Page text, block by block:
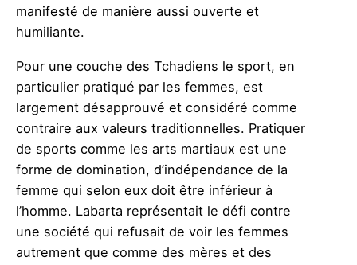
manifesté de manière aussi ouverte et
humiliante.
Pour une couche des Tchadiens le sport, en
particulier pratiqué par les femmes, est
largement désapprouvé et considéré comme
contraire aux valeurs traditionnelles. Pratiquer
de sports comme les arts martiaux est une
forme de domination, d’indépendance de la
femme qui selon eux doit être inférieur à
l’homme. Labarta représentait le défi contre
une société qui refusait de voir les femmes
autrement que comme des mères et des